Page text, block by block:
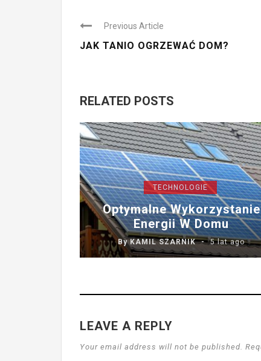
Previous Article
JAK TANIO OGRZEWAĆ DOM?
RELATED POSTS
TECHNOLOGIE
Optymalne Wykorzystanie
Energii W Domu
ByKAMIL SZARNIK 5 lat ago
LEAVE A REPLY
Your email address will not be published.